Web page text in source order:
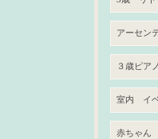
アーセン
３歳ピア
室内 イ
赤ちゃん